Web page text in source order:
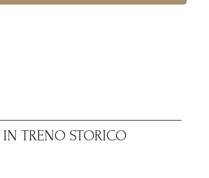
TRENO STORICO